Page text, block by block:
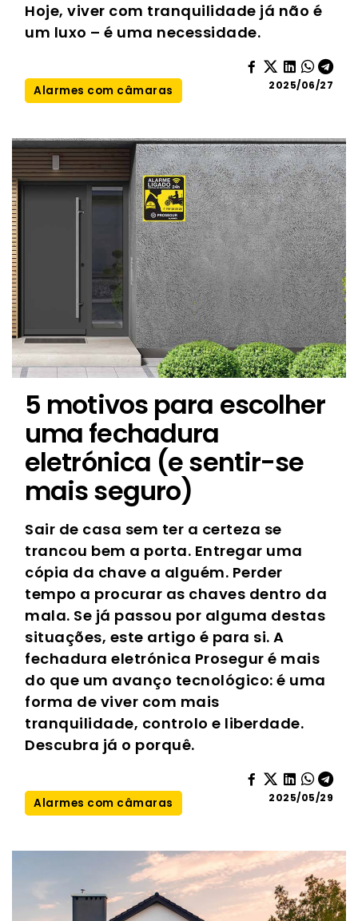
Hoje, viver com tranquilidade já não é
um luxo – é uma necessidade.
Alarmes com câmaras 2025/06/27
5 motivos para escolher
uma fechadura
eletrónica (e sentir-se
mais seguro)
Sair de casa sem ter a certeza se
trancou bem a porta. Entregar uma
cópia da chave a alguém. Perder
tempo a procurar as chaves dentro da
mala. Se já passou por alguma destas
situações, este artigo é para si. A
fechadura eletrónica Prosegur é mais
do que um avanço tecnológico: é uma
forma de viver com mais
tranquilidade, controlo e liberdade.
Descubra já o porquê.
Alarmes com câmaras 2025/05/29